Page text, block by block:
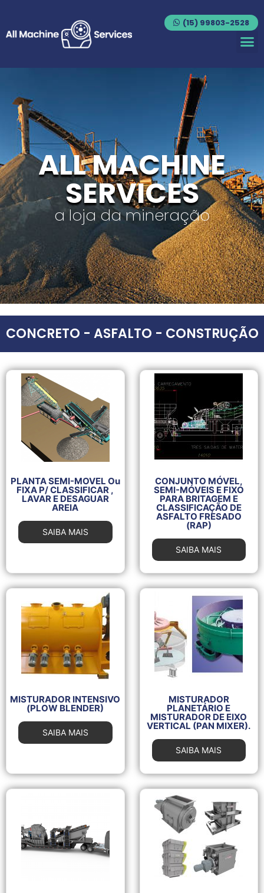
(15) 99803-2528
ALL MACHINE
SERVICES
a loja da mineração
CONCRETO - ASFALTO - CONSTRUÇÃO
PLANTA SEMI-MOVEL Ou
FIXA P/ CLASSIFICAR ,
LAVAR E DESAGUAR
AREIA
SAIBA MAIS
CONJUNTO MÓVEL,
SEMI-MÓVEIS E FIXO
PARA BRITAGEM E
CLASSIFICAÇÃO DE
ASFALTO FRESADO
(RAP)
SAIBA MAIS
MISTURADOR INTENSIVO
(PLOW BLENDER)
SAIBA MAIS
MISTURADOR
PLANETÁRIO E
MISTURADOR DE EIXO
VERTICAL (PAN MIXER).
SAIBA MAIS